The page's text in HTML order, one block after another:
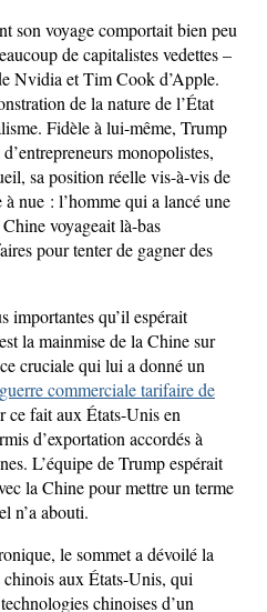
son voyage comportait bien peu
de capitalistes vedettes –
Nvidia et Tim Cook d’Apple.
de la nature de l’État
Fidèle à lui-même, Trump
monopolistes,
sa position réelle vis-à-vis de
nue : l’homme qui a lancé une
voyageait là-bas
pour tenter de gagner des
importantes qu’il espérait
la mainmise de la Chine sur
cruciale qui lui a donné un
guerre commerciale tarifaire de
ce fait aux États-Unis en
d’exportation accordés à
L’équipe de Trump espérait
la Chine pour mettre un terme
n’a abouti.
le sommet a dévoilé la
chinois aux États-Unis, qui
chinoises d’un